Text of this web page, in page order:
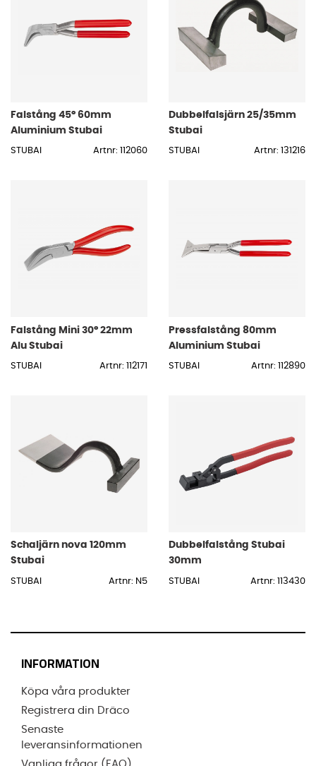
Falstång 45° 60mm
Aluminium Stubai
STUBAI Artnr: 112060
Dubbelfalsjärn 25/35mm
Stubai
STUBAI Artnr: 131216
Falstång Mini 30° 22mm
Alu Stubai
STUBAI Artnr: 112171
Pressfalstång 80mm
Aluminium Stubai
STUBAI Artnr: 112890
Schaljärn nova 120mm
Stubai
STUBAI Artnr: N5
Dubbelfalstång Stubai
30mm
STUBAI Artnr: 113430
INFORMATION
Köpa våra produkter
Registrera din Dräco
Senaste
leveransinformationen